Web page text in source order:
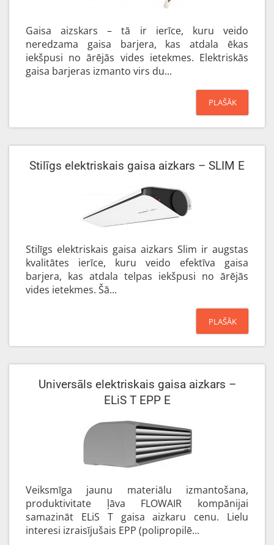
Gaisa aizskars – tā ir ierīce, kuru veido
neredzama gaisa barjera, kas atdala ēkas
iekšpusi no ārējās vides ietekmes. Elektriskās
gaisa barjeras izmanto virs du...
PLAŠĀK
Stilīgs elektriskais gaisa aizkars – SLIM E
Stilīgs elektriskais gaisa aizkars Slim ir augstas
kvalitātes ierīce, kuru veido efektīva gaisa
barjera, kas atdala telpas iekšpusi no ārējās
vides ietekmes. Šā...
PLAŠĀK
Universāls elektriskais gaisa aizkars –
ELiS T EPP E
Veiksmīga jaunu materiālu izmantošana,
produktivitate ļāva FLOWAIR kompānijai
samazināt ELiS T gaisa aizkaru cenu. Lielu
interesi izraisījušais EPP (polipropilē...